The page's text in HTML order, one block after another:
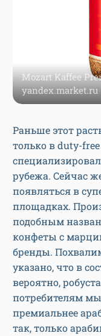
Mozart Kaffee
yandex.market.ru
Раньше этот
только в duty-
рубежа. Сейчас
появляться в
площадках.
подобным
конфеты с
бренды.
указано, что в
вероятно,
потребителям
премиальнее
так, только